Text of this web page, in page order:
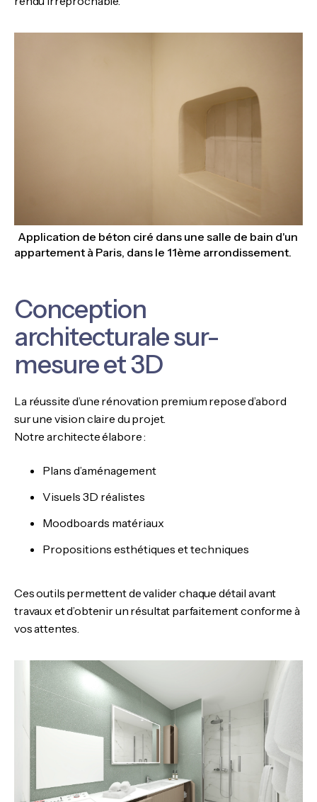
Application de béton ciré dans une salle de bain d'un
appartement à Paris, dans le 11ème arrondissement.
Conception
architecturale sur-
mesure et 3D
La réussite d’une rénovation premium repose d’abord
sur une vision claire du projet.
Notre architecte élabore :
Plans d’aménagement
Visuels 3D réalistes
Moodboards matériaux
Propositions esthétiques et techniques
Ces outils permettent de valider chaque détail avant
travaux et d’obtenir un résultat parfaitement conforme à
vos attentes.